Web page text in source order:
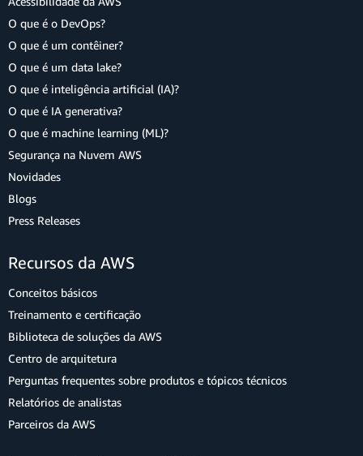
O que é o DevOps?
O que é um contêiner?
O que é um data lake?
O que é inteligência artificial (IA)?
O que é IA generativa?
O que é machine learning (ML)?
Segurança na Nuvem AWS
Novidades
Blogs
Press Releases
Recursos da AWS
Conceitos básicos
Treinamento e certificação
Biblioteca de soluções da AWS
Centro de arquitetura
Perguntas frequentes sobre produtos e tópicos técnicos
Relatórios de analistas
Parceiros da AWS